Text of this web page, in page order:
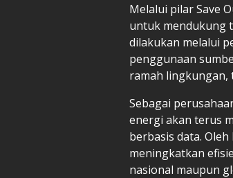
Melalui pilar Save
untuk mendukung
dilakukan melalui
penggunaan
ramah lingkungan,
Sebagai
energi akan terus
berbasis data.
meningkatkan
nasional maupun